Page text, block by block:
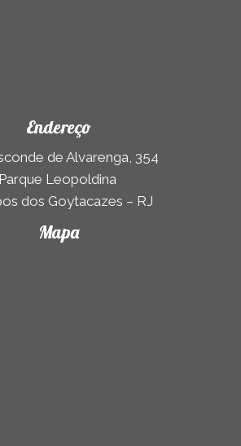
Endereço
de Alvarenga, 354
Parque Leopoldina
dos Goytacazes – RJ
Mapa